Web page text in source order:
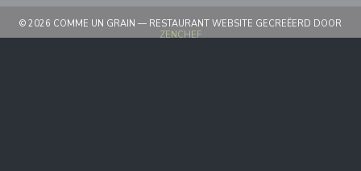
© 2026 COMME UN GRAIN — RESTAURANT WEBSITE GECREËERD DOOR
ZENCHEF((OPENT IN EEN NIEUW VENSTER))